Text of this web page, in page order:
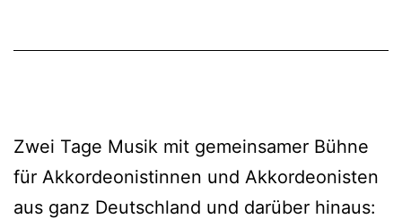
Zwei Tage Musik mit gemeinsamer Bühne
für Akkordeonistinnen und Akkordeonisten
aus ganz Deutschland und darüber hinaus: